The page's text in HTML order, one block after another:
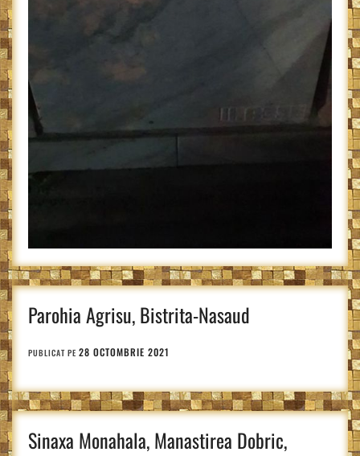
Parohia Agrisu, Bistrita-Nasaud
PUBLICAT PE 28 OCTOMBRIE 2021
Sinaxa Monahala, Manastirea Dobric,